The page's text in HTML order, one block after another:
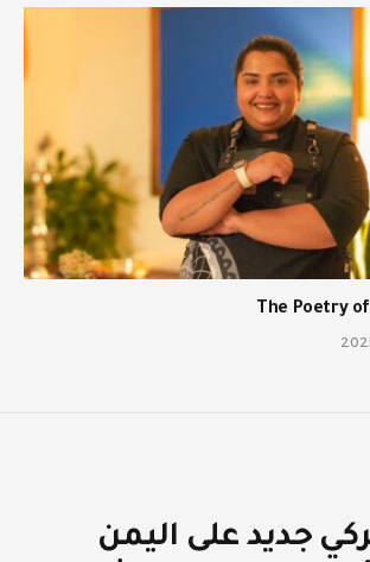
The Poetry
جديد على اليمن